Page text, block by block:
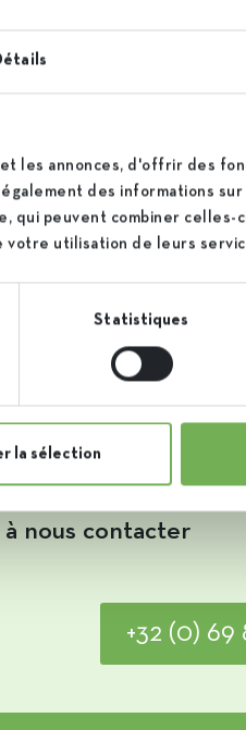
les annonces, d'offrir des
des informations
qui peuvent combiner celles-
votre utilisation de leurs
Statistiques
la sélection
devenir un de nos
à nous contacter
+32 (0) 69